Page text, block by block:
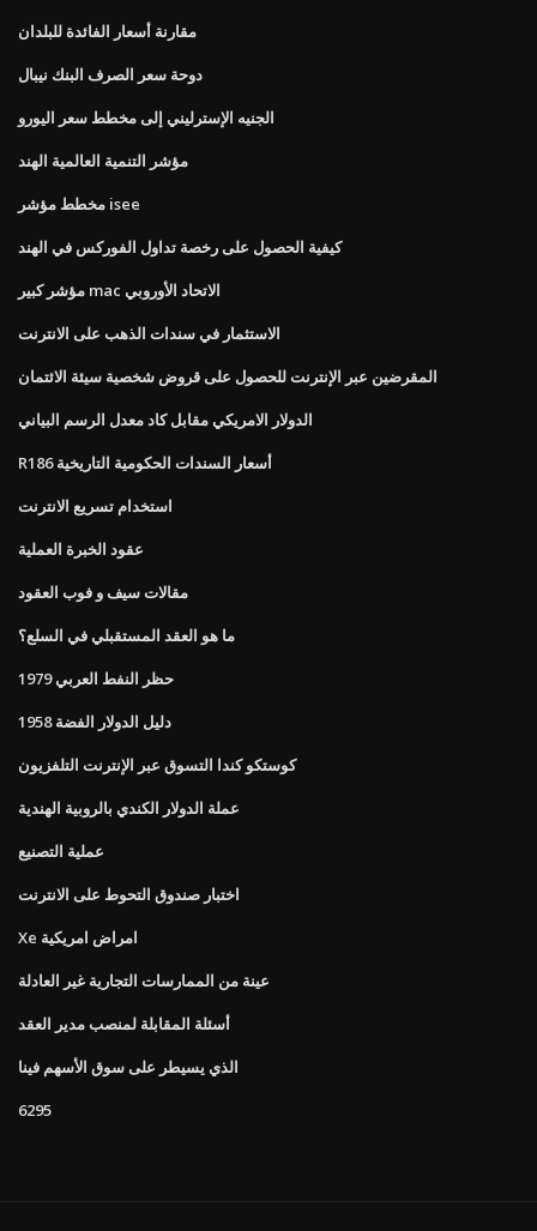
مقارنة أسعار الفائدة للبلدان
دوحة سعر الصرف البنك نيبال
الجنيه الإسترليني إلى مخطط سعر اليورو
مؤشر التنمية العالمية الهند
مخطط مؤشر isee
كيفية الحصول على رخصة تداول الفوركس في الهند
مؤشر كبير mac الاتحاد الأوروبي
الاستثمار في سندات الذهب على الانترنت
المقرضين عبر الإنترنت للحصول على قروض شخصية سيئة الائتمان
الدولار الامريكي مقابل كاد معدل الرسم البياني
R186 أسعار السندات الحكومية التاريخية
استخدام تسريع الانترنت
عقود الخبرة العملية
مقالات سيف و فوب العقود
ما هو العقد المستقبلي في السلع؟
حظر النفط العربي 1979
1958 دليل الدولار الفضة
كوستكو كندا التسوق عبر الإنترنت التلفزيون
عملة الدولار الكندي بالروبية الهندية
عملية التصنيع
اختبار صندوق التحوط على الانترنت
Xe امراض امريكية
عينة من الممارسات التجارية غير العادلة
أسئلة المقابلة لمنصب مدير العقد
الذي يسيطر على سوق الأسهم فينا
6295